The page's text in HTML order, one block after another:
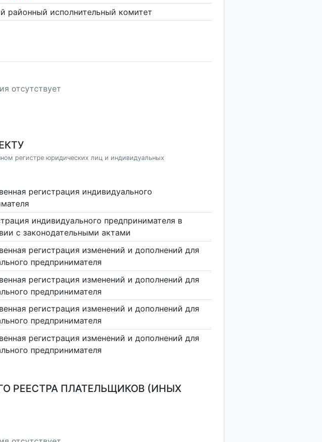
районный исполнительный комитет
отсутствует
регистре юридических лиц и индивидуальных
регистрация индивидуального
индивидуального предпринимателя в
с законодательными актами
регистрация изменений и дополнений для
предпринимателя
регистрация изменений и дополнений для
предпринимателя
регистрация изменений и дополнений для
предпринимателя
регистрация изменений и дополнений для
предпринимателя
РЕЕСТРА ПЛАТЕЛЬЩИКОВ (ИНЫХ